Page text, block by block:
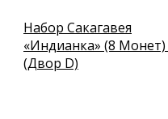
Набор Сакагавея
«Индианка» (8 Монет)
(Двор D)